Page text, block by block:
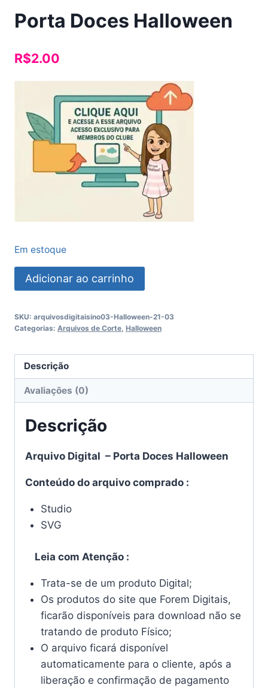
Porta Doces Halloween
R$2.00
Em estoque
Porta
Doces
quantidade
Adicionar ao carrinho
SKU: arquivosdigitaisino03-Halloween-21-03
Categorias: Arquivos de Corte Halloween
Descrição
Avaliações (0)
Descrição
Arquivo Digital – Porta Doces Halloween
Conteúdo do arquivo comprado :
Studio
SVG
Leia com Atenção :
Trata-se de um produto Digital;
Os produtos do site que Forem Digitais,
ficarão disponíveis para download não se
tratando de produto Físico;
O arquivo ficará disponível
automaticamente para o cliente, após a
liberação e confirmação de pagamento